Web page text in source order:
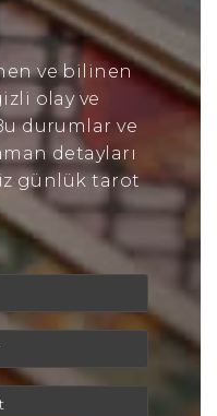
ve bilinen
olay ve
durumlar ve
detayları
günlük tarot